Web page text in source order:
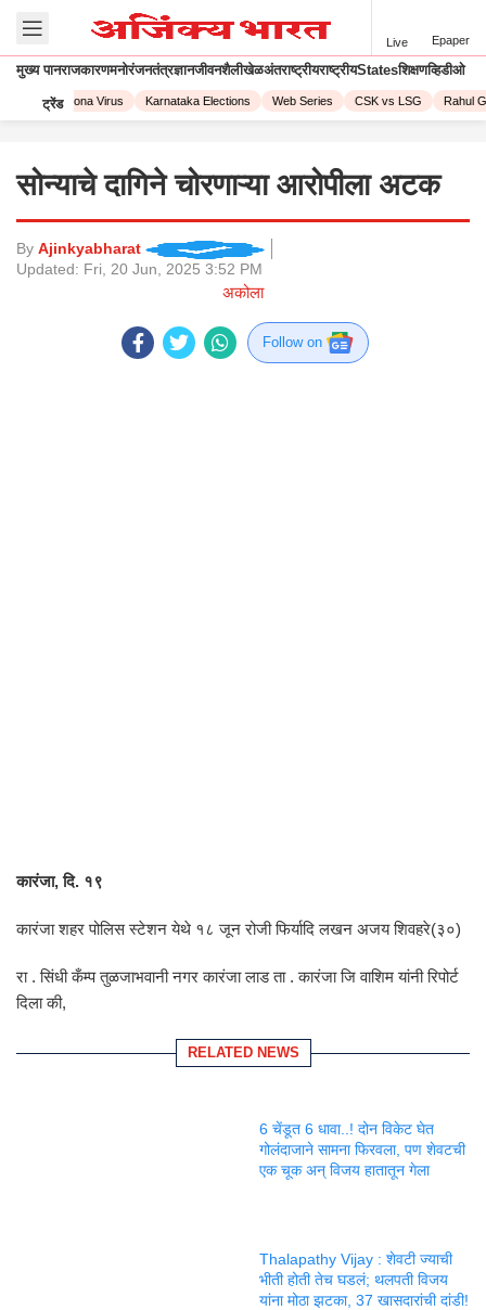
Live Epaper
मुख्य पानराजकारणमनोरंजनतंत्रज्ञानजीवनशैलीखेळअंतराष्ट्रीयराष्ट्रीयStatesशिक्षणव्हिडीओ
ट्रेंड
Corona Virus Karnataka Elections Web Series CSK vs LSG Rahul
सोन्याचे दागिने चोरणाऱ्या आरोपीला अटक
By Ajinkyabharat
Updated: Fri, 20 Jun, 2025 3:52 PM
अकोला
Follow on
कारंजा, दि. १९
कारंजा शहर पोलिस स्टेशन येथे १८ जून रोजी फिर्यादि लखन अजय शिवहरे(३०)
रा . सिंधी कँम्प तुळजाभवानी नगर कारंजा लाड ता . कारंजा जि वाशिम यांनी रिपोर्ट
दिला की,
RELATED NEWS
6 चेंडूत 6 धावा..! दोन विकेट घेत
गोलंदाजाने सामना फिरवला, पण शेवटची
एक चूक अन् विजय हातातून गेला
Thalapathy Vijay : शेवटी ज्याची
भीती होती तेच घडलं; थलपती विजय
यांना मोठा झटका, 37 खासदारांची दांडी!